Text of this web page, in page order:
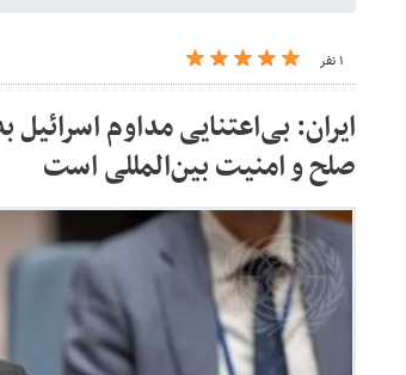
۱ نفر
ایران: بی‌اعتنایی مداوم
صلح و امنیت بین‌المللی است